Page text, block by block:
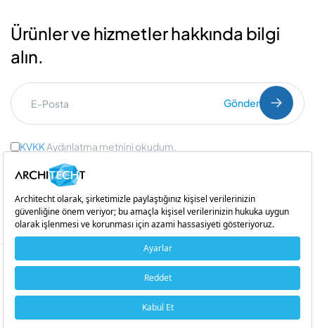
Ürünler ve hizmetler hakkında bilgi
alın.
Gönder
KVKKAydınlatma metnini okudum.
Ticari İleti Onayı
Bir iştirakidir
Copyright © 2026 Architecht. Her hakkı saklıdır.
Çerez Politikası